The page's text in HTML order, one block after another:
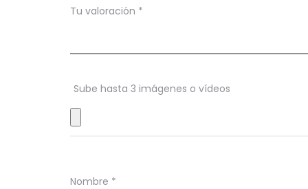
c
n
e
Tu valoración *
Sube hasta 3 imágenes o vídeos
Nombre *